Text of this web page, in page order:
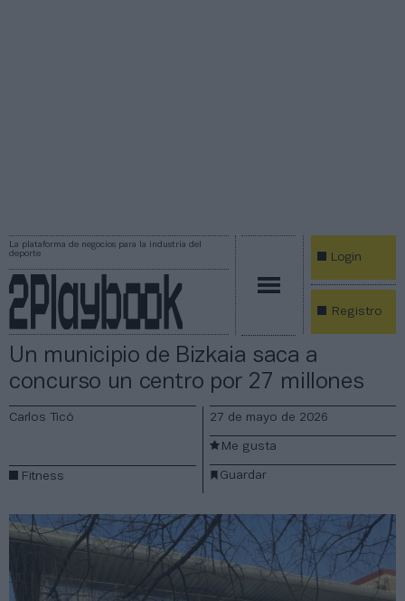
La plataforma de negocios para la industria del
deporte
Login
Registro
Un municipio de Bizkaia saca a
concurso un centro por 27 millones
Carlos Ticó
Fitness
27 de mayo de 2026
Guardar
Me gusta